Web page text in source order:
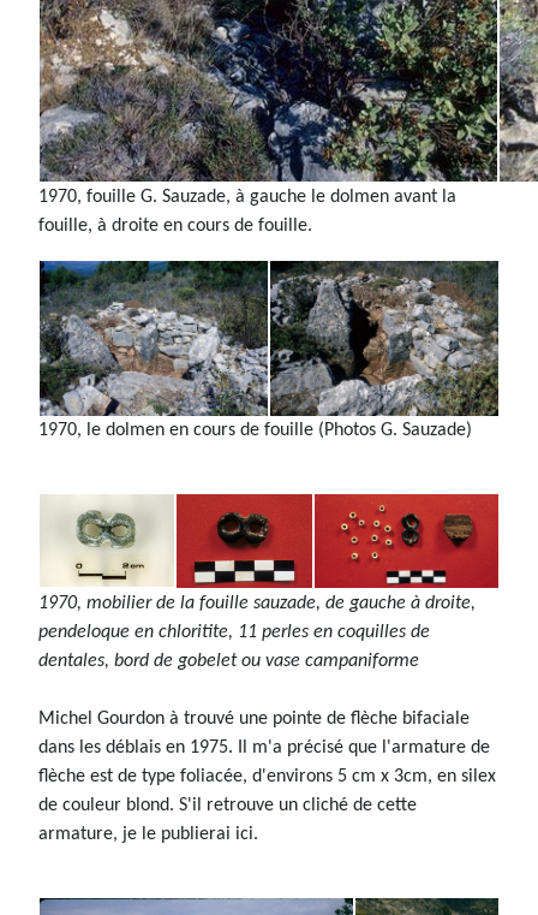
1970, fouille G. Sauzade, à gauche le dolmen avant la
fouille, à droite en cours de fouille.
1970, le dolmen en cours de fouille (Photos G. Sauzade)
1970, mobilier de la fouille sauzade, de gauche à droite,
pendeloque en chloritite, 11 perles en coquilles de
dentales, bord de gobelet ou vase campaniforme
Michel Gourdon à trouvé une pointe de flèche bifaciale
dans les déblais en 1975. Il m'a précisé que l'armature de
flèche est de type foliacée, d'environs 5 cm x 3cm, en silex
de couleur blond. S'il retrouve un cliché de cette
armature, je le publierai ici.